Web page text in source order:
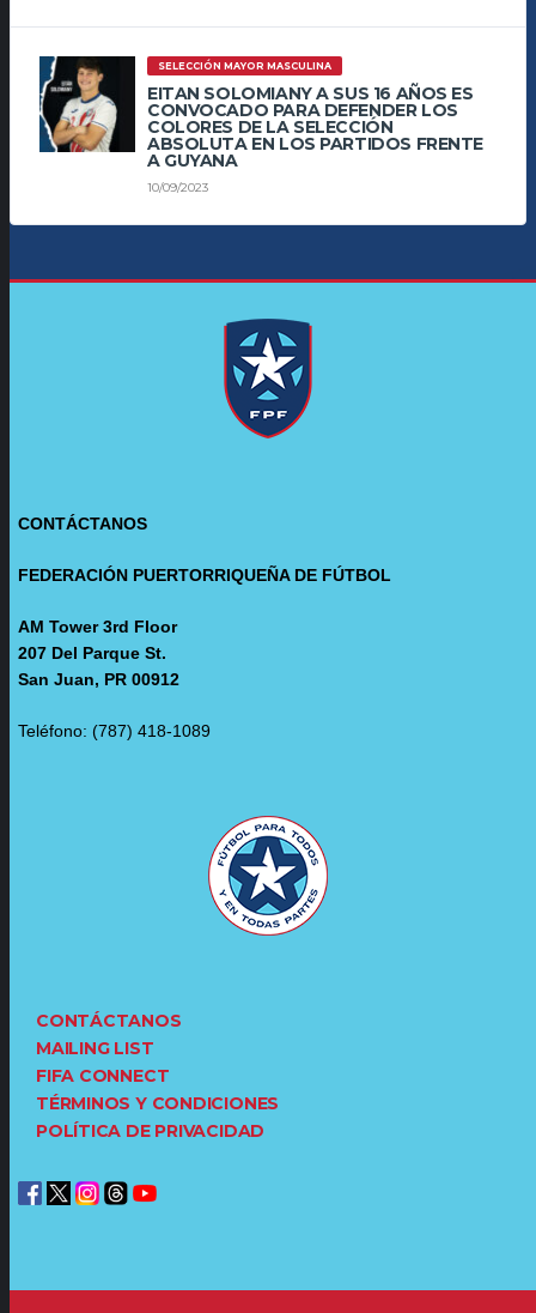
SELECCIÓN MAYOR MASCULINA
EITAN SOLOMIANY A SUS 16 AÑOS ES
CONVOCADO PARA DEFENDER LOS
COLORES DE LA SELECCIÓN
ABSOLUTA EN LOS PARTIDOS FRENTE
A GUYANA
10/09/2023
CONTÁCTANOS
FEDERACIÓN PUERTORRIQUEÑA DE FÚTBOL
AM Tower 3rd Floor
207 Del Parque St.
San Juan, PR 00912
Teléfono: (787) 418-1089
CONTÁCTANOS
MAILING LIST
FIFA CONNECT
TÉRMINOS Y CONDICIONES
POLÍTICA DE PRIVACIDAD